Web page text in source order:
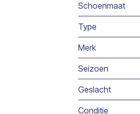
Schoenmaat
Type
Merk
Seizoen
Geslacht
Conditie